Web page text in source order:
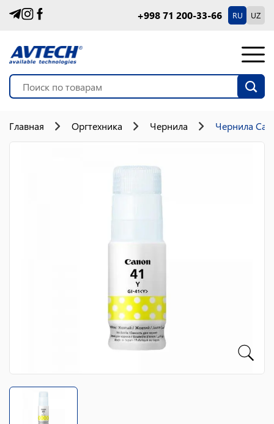
+998 71 200-33-66 RU UZ
Главная Оргтехника Чернила Чернила